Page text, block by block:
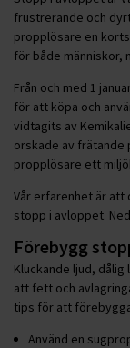
frustrerande och
propplösare en
för både människor,
Från och med 1
för att köpa och
vidtagits av
orskade av frätande
propplösare ett
Vår erfarenhet är
stopp i avloppet.
Förebygg
Kluckande ljud,
att fett och
tips för att
Använd en